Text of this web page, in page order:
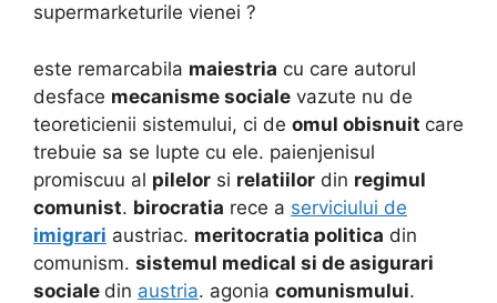
supermarketurile vienei ?
este remarcabila maiestria cu care autorul
desface mecanisme sociale vazute nu de
teoreticienii sistemului, ci de omul obisnuit care
trebuie sa se lupte cu ele. paienjenisul
promiscuu al pilelor si relatiilor din regimul
comunist. birocratia rece a serviciului de
imigrari austriac. meritocratia politica din
comunism. sistemul medical si de asigurari
sociale din austria. agonia comunismului.